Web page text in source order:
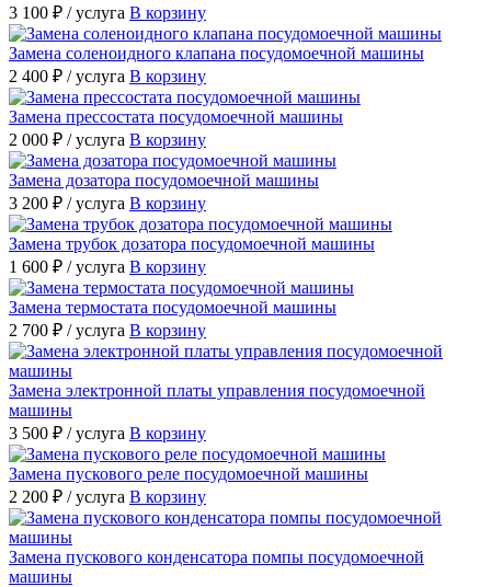
3 100 ₽ / услуга В корзину
Замена соленоидного клапана посудомоечной машины
2 400 ₽ / услуга В корзину
Замена прессостата посудомоечной машины
2 000 ₽ / услуга В корзину
Замена дозатора посудомоечной машины
3 200 ₽ / услуга В корзину
Замена трубок дозатора посудомоечной машины
1 600 ₽ / услуга В корзину
Замена термостата посудомоечной машины
2 700 ₽ / услуга В корзину
Замена электронной платы управления посудомоечной
машины
3 500 ₽ / услуга В корзину
Замена пускового реле посудомоечной машины
2 200 ₽ / услуга В корзину
Замена пускового конденсатора помпы посудомоечной
машины